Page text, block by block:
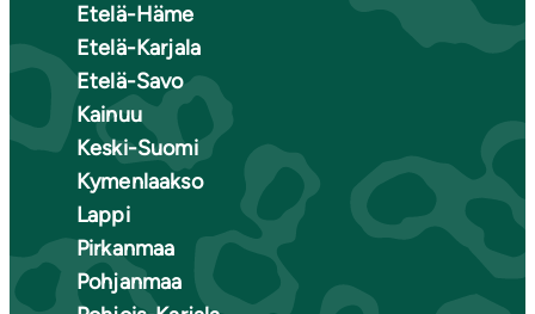
Etelä-Häme
Etelä-Karjala
Etelä-Savo
Kainuu
Keski-Suomi
Kymenlaakso
Lappi
Pirkanmaa
Pohjanmaa